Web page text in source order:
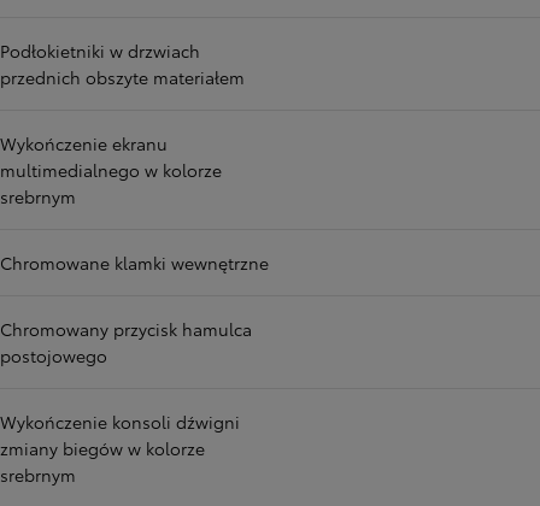
Podłokietniki w drzwiach
przednich obszyte materiałem
Wykończenie ekranu
multimedialnego w kolorze
srebrnym
Chromowane klamki wewnętrzne
Chromowany przycisk hamulca
postojowego
Wykończenie konsoli dźwigni
zmiany biegów w kolorze
srebrnym